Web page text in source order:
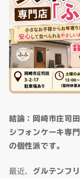
結論：岡崎市庄司
シフォンケーキ専
の個性派です。
最近、 グルテンフ